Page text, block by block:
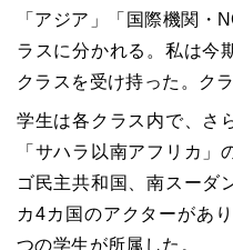
「アジア」「国際機関・
ラスに分かれる。私は今
クラスを受け持った。ク
学生は各クラス内で、さ
「サハラ以南アフリカ
ゴ民主共和国、南スーダ
カ4カ国のアクターがあ
つの学生が所属した。